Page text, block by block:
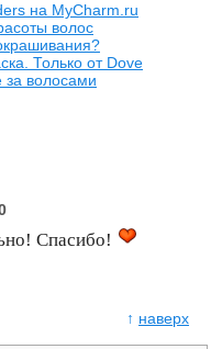
на MyCharm.ru
волос
Только от Dove
за волосами
Спасибо!
↑ наверх